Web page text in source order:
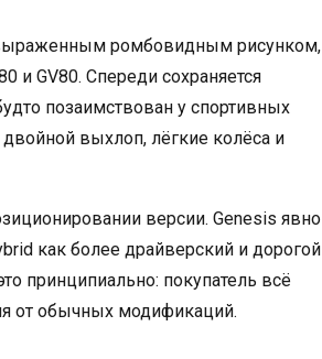
выраженным ромбовидным рисунком,
и GV80. Спереди сохраняется
позаимствован у спортивных
выхлоп, лёгкие колёса и
версии. Genesis явно
как более драйверский и дорогой
принципиально: покупатель всё
от обычных модификаций.